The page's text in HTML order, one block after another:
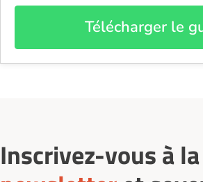
Télécharger le
Inscrivez-vous à la